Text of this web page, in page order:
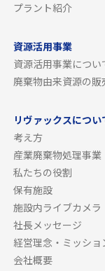
プラント紹介
資源活用事業
資源活用事業につい
廃棄物由来資源の販
リヴァックスについ
考え方
産業廃棄物処理事業
私たちの役割
保有施設
施設内ライブカメラ
社長メッセージ
経営理念・ミッショ
会社概要